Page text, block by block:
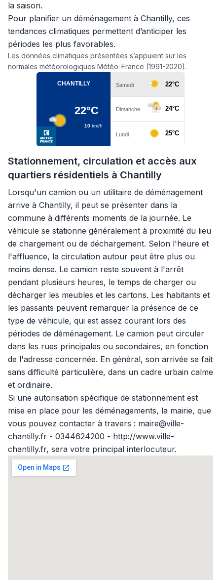
la saison.
Pour planifier un déménagement à Chantilly, ces
tendances climatiques permettent d’anticiper les
périodes les plus favorables.
Les données climatiques présentées s’appuient sur les
normales météorologiques Météo-France (1991-2020).
Stationnement, circulation et accès aux
quartiers résidentiels à Chantilly
Lorsqu'un camion ou un utilitaire de déménagement
arrive à Chantilly, il peut se présenter dans la
commune à différents moments de la journée. Le
véhicule se stationne généralement à proximité du lieu
de chargement ou de déchargement. Selon l'heure et
l'affluence, la circulation autour peut être plus ou
moins dense. Le camion reste souvent à l'arrêt
pendant plusieurs heures, le temps de charger ou
décharger les meubles et les cartons. Les habitants et
les passants peuvent remarquer la présence de ce
type de véhicule, qui est assez courant lors des
périodes de déménagement. Le camion peut circuler
dans les rues principales ou secondaires, en fonction
de l'adresse concernée. En général, son arrivée se fait
sans difficulté particulière, dans un cadre urbain calme
et ordinaire.
Si une autorisation spécifique de stationnement est
mise en place pour les déménagements, la mairie, que
vous pouvez contacter à travers : maire@ville-
chantilly.fr - 0344624200 - http://www.ville-
chantilly.fr, sera votre principal interlocuteur.